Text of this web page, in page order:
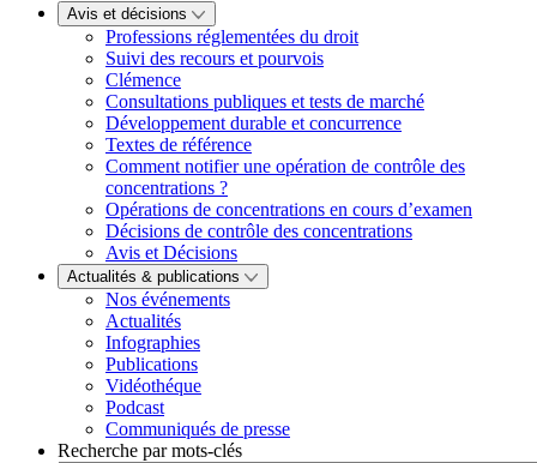
Avis et décisions
Professions réglementées du droit
Suivi des recours et pourvois
Clémence
Consultations publiques et tests de marché
Développement durable et concurrence
Textes de référence
Comment notifier une opération de contrôle des
concentrations ?
Opérations de concentrations en cours d’examen
Décisions de contrôle des concentrations
Avis et Décisions
Actualités & publications
Nos événements
Actualités
Infographies
Publications
Vidéothéque
Podcast
Communiqués de presse
Recherche par mots-clés